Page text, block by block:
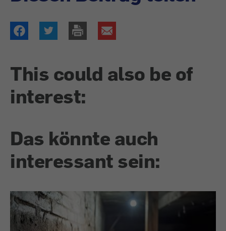
This could also be of
interest:
Das könnte auch
interessant sein: